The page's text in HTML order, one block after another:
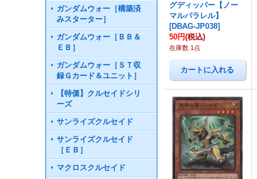
ガンダムウォー［構築済
みスターター］
ガンダムウォー［ＢＢ＆
ＥＢ］
ガンダムウォー［ＳＴ収
録Ｇカード＆ユニット］
【特価】クルセイドシリ
ーズ
サンライズクルセイド
サンライズクルセイド
［ＥＢ］
マクロスクルセイド
グディッパー【ノー
マルパラレル】
[DBAG-JP038]
50円(税込)
在庫数 1点